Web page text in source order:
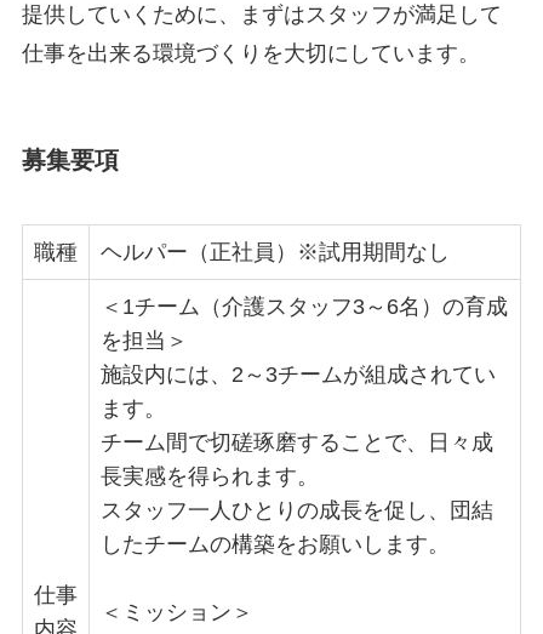
提供していくために、まずはスタッフが満足して
仕事を出来る環境づくりを大切にしています。
募集要項
職種 ヘルパー（正社員）※試用期間なし
仕事
＜1チーム（介護スタッフ3～6名）の育成
を担当＞
施設内には、2～3チームが組成されてい
ます。
チーム間で切磋琢磨することで、日々成
長実感を得られます。
スタッフ一人ひとりの成長を促し、団結
したチームの構築をお願いします。
＜ミッション＞